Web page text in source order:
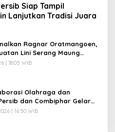
Siap Tampil
Lanjutkan Tradisi Juara
Ragnar Oratmangoen,
Lini Serang Maung
| 18:05 WIB
Olahraga dan
dan Combiphar Gelar
| 16:50 WIB